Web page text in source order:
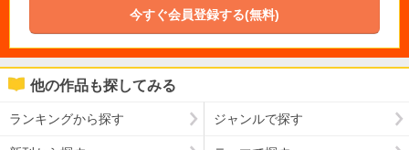
今すぐ会員登録する(無料)
他の作品も探してみる
ランキングから探す ジャンルで探す